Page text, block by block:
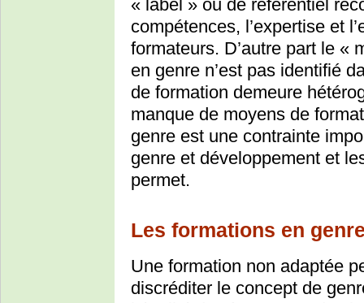
« label » ou de référentiel
compétences, l’expertise et
formateurs. D’autre part le «
en genre n’est pas identifié
de formation demeure
manque de moyens de
genre est une contrainte
genre et développement et
permet.
Les formations en
Une formation non adaptée
discréditer le concept de